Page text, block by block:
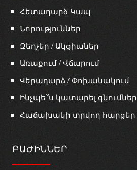
Հետադարձ Կապ
Նորություններ
Զեղչեր / Ակցիաներ
Առաքում / Վճարում
Վերադարձ / Փոխանակում
Ինչպե՞ս կատարել գնումներ
Հաճախակի տրվող հարցեր
ԲԱԺԻՆՆԵՐ